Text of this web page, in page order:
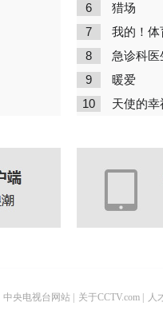
6 猎场
7 我的！体
8 急诊科医
9 暖爱
10 天使的幸
中央电视台网站 关于CCTV.com 人